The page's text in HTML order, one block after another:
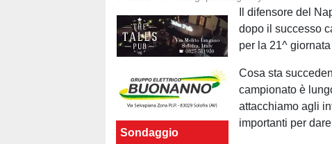
Sondaggio
Il difensore del
dopo il successo
per la 21^
Cosa sta
campionato è
attacchiamo agli
importanti per